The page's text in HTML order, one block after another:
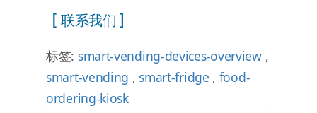
[ 联系我们 ]
标签: smart-vending-devices-overview ,
smart-vending , smart-fridge , food-
ordering-kiosk